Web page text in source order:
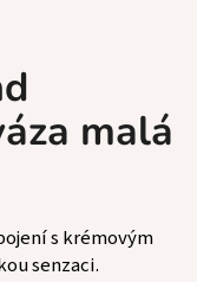
malá
s krémovým
senzaci.